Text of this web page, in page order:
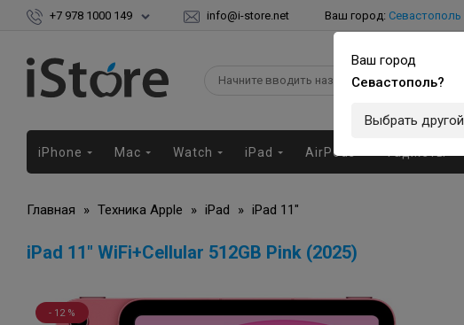
Ваш город
Севастополь?
Выбрать другой
+7 978 1000 149 info@i-store.net Ваш город: Севастополь
iPhone Mac Watch iPad AirPods
Главная » Техника Apple » iPad » iPad 11"
iPad 11" WiFi+Cellular 512GB Pink (2025)
- 12 %